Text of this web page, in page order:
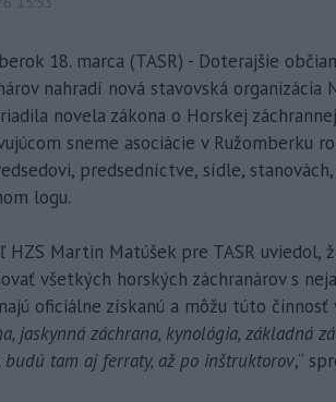
18. marca (TASR) - Doterajšie
nahradí nová stavovská organizácia
novela zákona o Horskej
sneme asociácie v Ružomberku
predsedníctve, sídle,
logu.
HZS Martin Matúšek pre TASR uviedol,
všetkých horských záchranárov s
oficiálne získanú a môžu túto činnosť
jaskynná záchrana, kynológia, základná
budú tam aj ferraty, až po inštruktorov,“